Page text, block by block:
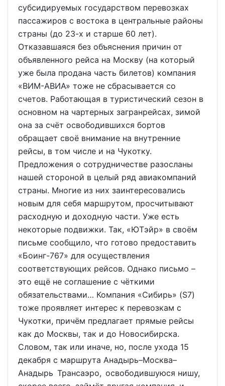
субсидируемых государством перевозках
пассажиров с востока в центральные районы
страны (до 23-х и старше 60 лет).
Отказавшаяся без объяснения причин от
объявленного рейса на Москву (на который
уже была продана часть билетов) компания
«ВИМ-АВИА» тоже не сбрасывается со
счетов. Работающая в туристический сезон в
основном на чартерных загранрейсах, зимой
она за счёт освободившихся бортов
обращает своё внимание на внутренние
рейсы, в том числе и на Чукотку.
Предложения о сотрудничестве разосланы
нашей стороной в целый ряд авиакомпаний
страны. Многие из них заинтересовались
новым для себя маршрутом, просчитывают
расходную и доходную части. Уже есть
некоторые подвижки. Так, «ЮТэйр» в своём
письме сообщило, что готово предоставить
«Боинг-767» для осуществления
соответствующих рейсов. Однако письмо –
это ещё не соглашение с чёткими
обязательствами… Компания «Сибирь» (S7)
тоже проявляет интерес к перевозкам с
Чукотки, причём предлагает прямые рейсы
как до Москвы, так и до Новосибирска.
Словом, так или иначе, но, после ухода 15
декабря с маршрута Анадырь–Москва–
Анадырь Трансаэро, освободившуюся нишу,